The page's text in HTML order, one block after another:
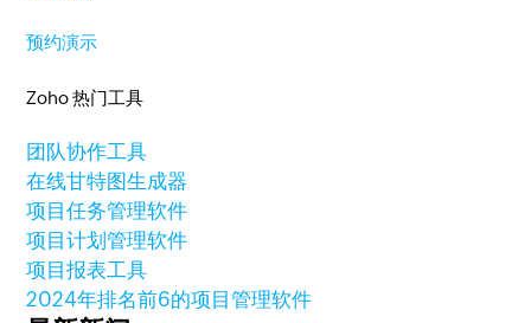
预约演示
Zoho 热门工具
团队协作工具
在线甘特图生成器
项目任务管理软件
项目计划管理软件
项目报表工具
2024年排名前6的项目管理软件